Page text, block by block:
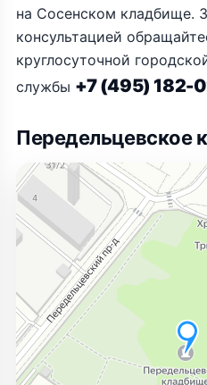
на Сосенском кладбище.
консультацией
круглосуточной
службы +7 (495) 182-
Передельцевское